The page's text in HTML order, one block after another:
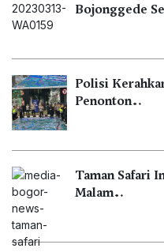
Bojonggede
Polisi
Penonton…
Taman Safari
Malam…